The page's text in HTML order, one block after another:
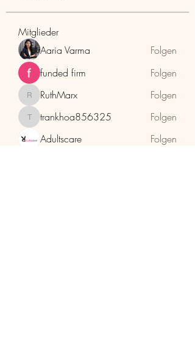
Mitglieder
Aaria Varma
Folgen
funded firm
Folgen
RuthMarx
RuthMarx Folgen
trankhoa856325
trankhoa856325
Folgen
Adultscare
Folgen